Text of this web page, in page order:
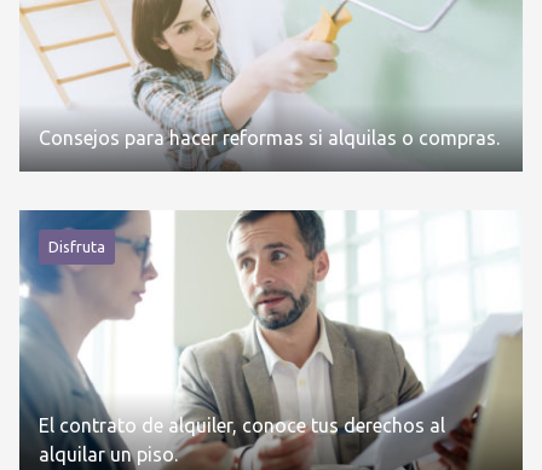
Consejos para hacer reformas si alquilas o compras.
Disfruta
El contrato de alquiler, conoce tus derechos al
alquilar un piso.